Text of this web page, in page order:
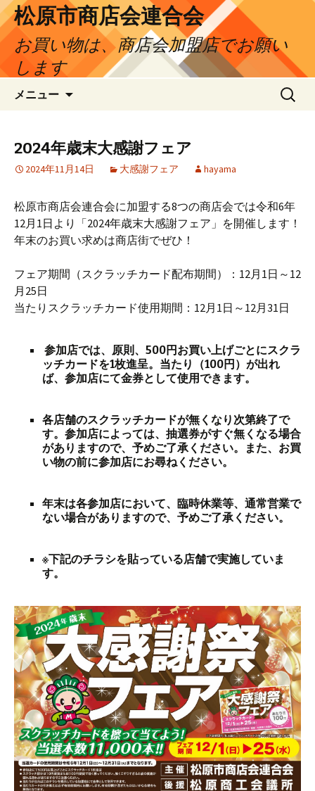
松原市商店会連合会
お買い物は、商店会加盟店でお願い
します
メニュー
ン
ツ
へ
キ
ッ
プ
検
索:
2024年歳末大感謝フェア
2024年11月14日 大感謝フェア hayama
松原市商店会連合会に加盟する8つの商店会では令和6年
12月1日より「2024年歳末大感謝フェア」を開催します！
年末のお買い求めは商店街でぜひ！
フェア期間（スクラッチカード配布期間）：12月1日～12
月25日
当たりスクラッチカード使用期間：12月1日～12月31日
参加店では、原則、500円お買い上げごとにスクラ
ッチカードを1枚進呈。当たり（100円）が出れ
ば、参加店にて金券として使用できます。
各店舗のスクラッチカードが無くなり次第終了で
す。参加店によっては、抽選券がすぐ無くなる場合
がありますので、予めご了承ください。また、お買
い物の前に参加店にお尋ねください。
年末は各参加店において、臨時休業等、通常営業で
ない場合がありますので、予めご了承ください。
※下記のチラシを貼っている店舗で実施していま
す。